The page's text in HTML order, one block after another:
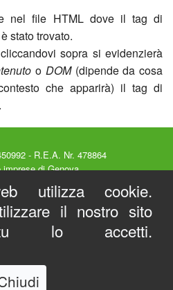
nel file HTML dove il tag di
stato trovato.
sopra si evidenzierà
o DOM(dipende da cosa
che apparirà) il tag di
- R.E.A. Nr. 478864
di Genova
versato
Genova (GE) - Italy
Privacy e Cookies-Condizioni d'Uso
© 2012-2026 - Tutti i diritti riservati
SEO Studio ® è un marchio registrato
EN
utilizza cookie.
il nostro sito
tu lo accetti.